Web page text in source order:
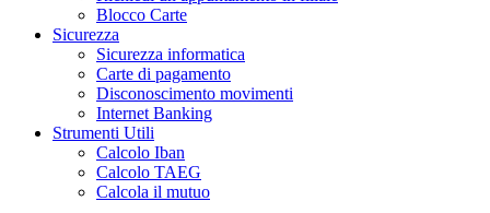
Blocco Carte
Sicurezza
Sicurezza informatica
Carte di pagamento
Disconoscimento movimenti
Internet Banking
Strumenti Utili
Calcolo Iban
Calcolo TAEG
Calcola il mutuo